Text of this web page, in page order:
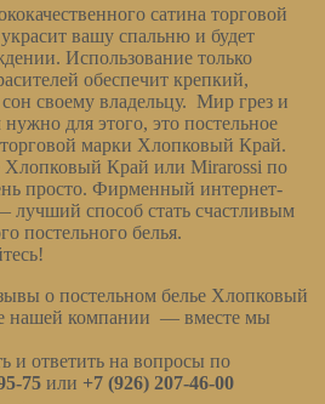
сатина торговой
вашу спальню и будет
Использование только
обеспечит крепкий,
своему владельцу. Мир грез и
для этого, это постельное
торговой марки Хлопковый Край.
Хлопковый Край или Mirarossi по
просто. Фирменный интернет-
лучший способ стать счастливым
постельного белья.
о постельном белье Хлопковый
нашей компании — вместе мы
и ответить на вопросы по
75 или +7 (926) 207-46-00